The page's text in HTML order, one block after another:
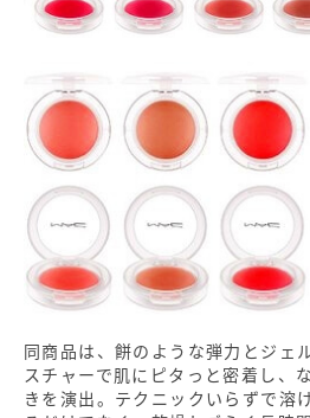
同商品は、餅のような弾力とジェ
スチャーで肌にピタっと密着し、
きを演出。テクニックいらずで溶